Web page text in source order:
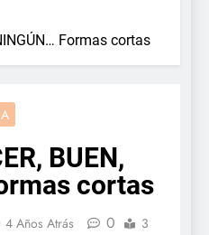
Formas cortas
BUEN,
cortas
4 Años Atrás 0
3